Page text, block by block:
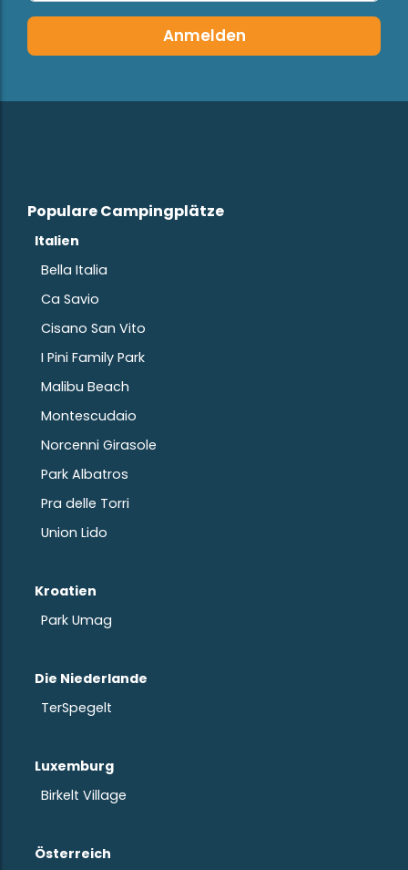
Anmelden
Populare Campingplätze
Italien
Bella Italia
Ca Savio
Cisano San Vito
I Pini Family Park
Malibu Beach
Montescudaio
Norcenni Girasole
Park Albatros
Pra delle Torri
Union Lido
Kroatien
Park Umag
Die Niederlande
TerSpegelt
Luxemburg
Birkelt Village
Österreich